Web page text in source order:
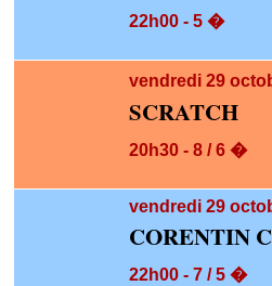
22h00 - 5 �
vendredi 29
SCRATCH
20h30 - 8 / 6 �
vendredi 29
CORENTIN
22h00 - 7 / 5 �